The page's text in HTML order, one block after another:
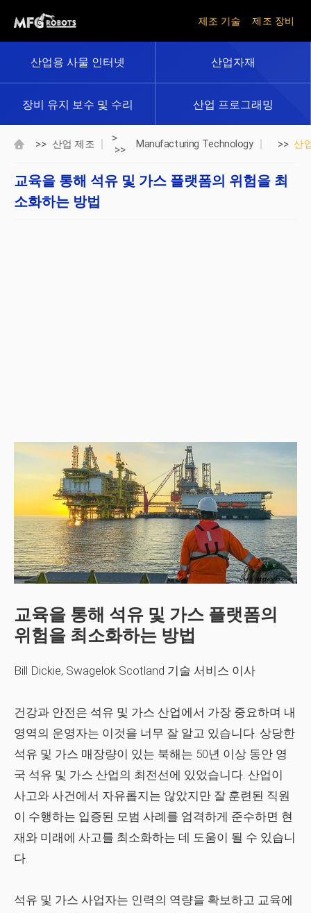
제조 기술 제조 장비
산업용 사물 인터넷 산업자재
장비 유지 보수 및 수리 산업 프로그래밍
>> 산업 제조
>
>>
Manufacturing Technology >> 산
교육을 통해 석유 및 가스 플랫폼의 위험을 최
소화하는 방법
교육을 통해 석유 및 가스 플랫폼의
위험을 최소화하는 방법
Bill Dickie, Swagelok Scotland 기술 서비스 이사
건강과 안전은 석유 및 가스 산업에서 가장 중요하며 내
영역의 운영자는 이것을 너무 잘 알고 있습니다. 상당한
석유 및 가스 매장량이 있는 북해는 50년 이상 동안 영
국 석유 및 가스 산업의 최전선에 있었습니다. 산업이
사고와 사건에서 자유롭지는 않았지만 잘 훈련된 직원
이 수행하는 입증된 모범 사례를 엄격하게 준수하면 현
재와 미래에 사고를 최소화하는 데 도움이 될 수 있습니
다.
석유 및 가스 사업자는 인력의 역량을 확보하고 교육에